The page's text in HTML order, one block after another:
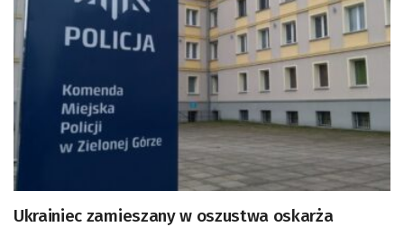
Ukrainiec zamieszany w oszustwa oskarża